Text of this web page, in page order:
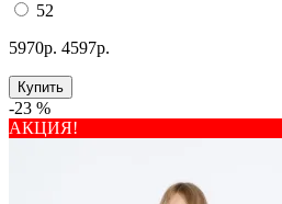
52
5970р. 4597р.
Купить
-23 %
АКЦИЯ!